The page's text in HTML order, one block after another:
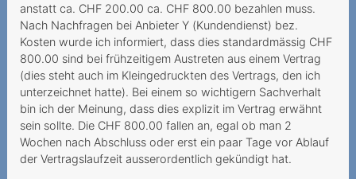
anstatt ca. CHF 200.00 ca. CHF 800.00 bezahlen muss.
Nach Nachfragen bei Anbieter Y (Kundendienst) bez.
Kosten wurde ich informiert, dass dies standardmässig CHF
800.00 sind bei frühzeitigem Austreten aus einem Vertrag
(dies steht auch im Kleingedruckten des Vertrags, den ich
unterzeichnet hatte). Bei einem so wichtigern Sachverhalt
bin ich der Meinung, dass dies explizit im Vertrag erwähnt
sein sollte. Die CHF 800.00 fallen an, egal ob man 2
Wochen nach Abschluss oder erst ein paar Tage vor Ablauf
der Vertragslaufzeit ausserordentlich gekündigt hat.
Haftung bei
Paketzusendung
Rechnungsdetails
gesetzlich nur befristet
verfügbar
Rückzahlung einer
Sicherheitsleistung